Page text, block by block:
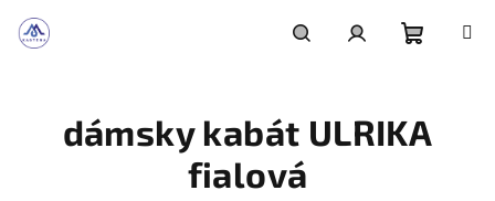
obsah
košík
dámsky kabát ULRIKA
fialová